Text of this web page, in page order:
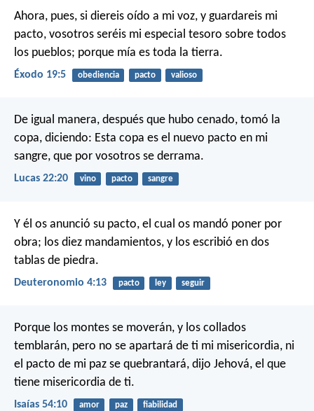
Ahora, pues, si diereis oído a mi voz, y guardareis mi
pacto, vosotros seréis mi especial tesoro sobre todos
los pueblos; porque mía es toda la tierra.
Éxodo 19:5 obediencia pacto valioso
De igual manera, después que hubo cenado, tomó la
copa, diciendo: Esta copa es el nuevo pacto en mi
sangre, que por vosotros se derrama.
Lucas 22:20 vino pacto sangre
Y él os anunció su pacto, el cual os mandó poner por
obra; los diez mandamientos, y los escribió en dos
tablas de piedra.
Deuteronomio 4:13 pacto ley seguir
Porque los montes se moverán, y los collados
temblarán, pero no se apartará de ti mi misericordia, ni
el pacto de mi paz se quebrantará, dijo Jehová, el que
tiene misericordia de ti.
Isaías 54:10 amor paz fiabilidad